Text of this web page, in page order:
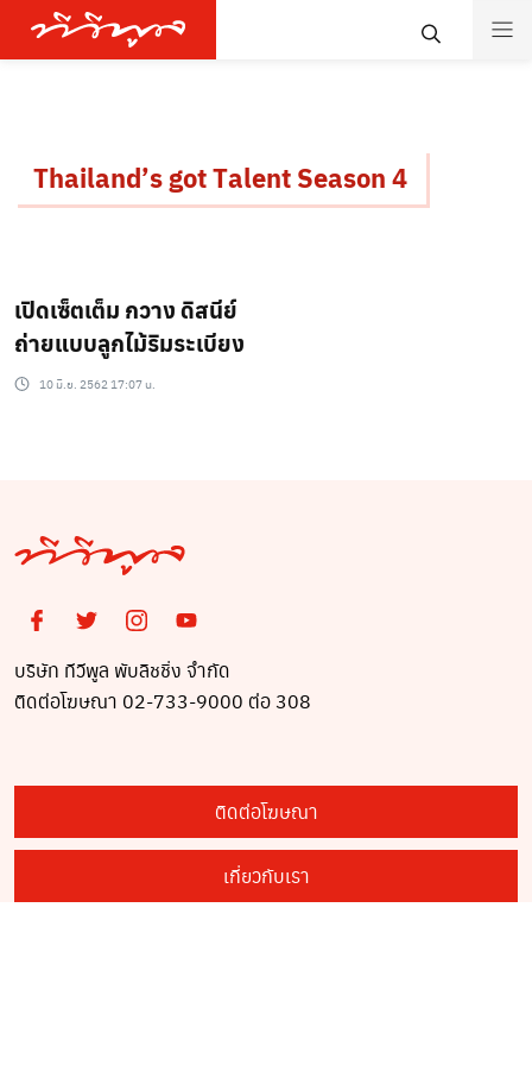
Thailand’s got Talent Season 4
เปิดเซ็ตเต็ม กวาง ดิสนีย์
ถ่ายแบบลูกไม้ริมระเบียง
10 มิ.ย. 2562 17:07 น.
บริษัท ทีวีพูล พับลิชชิ่ง จำกัด
ติดต่อโฆษณา 02-733-9000 ต่อ 308
ติดต่อโฆษณา
เกี่ยวกับเรา